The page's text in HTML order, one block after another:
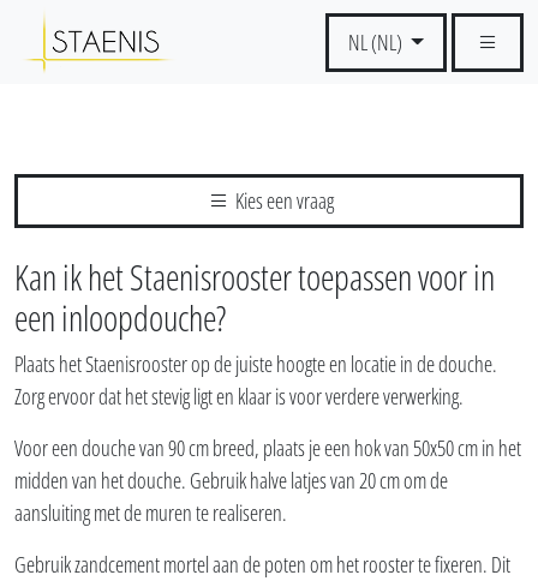
NL (NL)
Kies een vraag
Kan ik het Staenisrooster toepassen voor in
een inloopdouche?
Plaats het Staenisrooster op de juiste hoogte en locatie in de douche.
Zorg ervoor dat het stevig ligt en klaar is voor verdere verwerking.
Voor een douche van 90 cm breed, plaats je een hok van 50x50 cm in het
midden van het douche. Gebruik halve latjes van 20 cm om de
aansluiting met de muren te realiseren.
Gebruik zandcement mortel aan de poten om het rooster te fixeren. Dit